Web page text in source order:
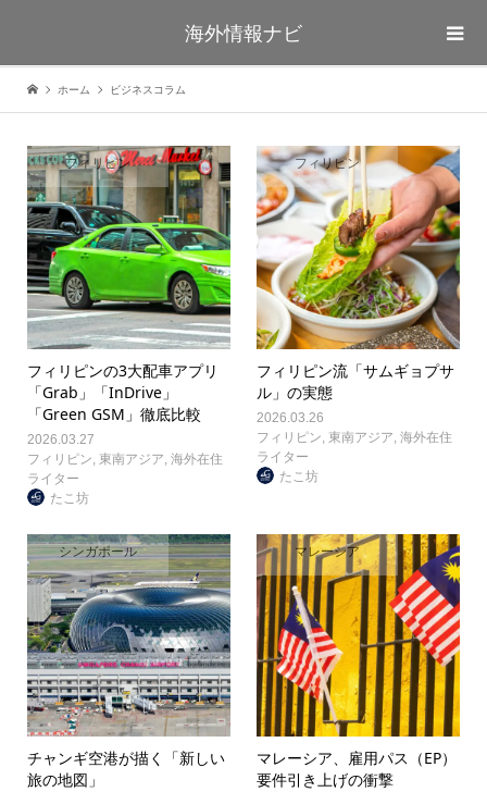
海外情報ナビ
ホーム ビジネスコラム
フィリピン
フィリピンの3大配車アプリ
「Grab」「InDrive」
「Green GSM」徹底比較
2026.03.27
フィリピン 東南アジア 海外在住
ライター
たこ坊
フィリピン
フィリピン流「サムギョプサ
ル」の実態
2026.03.26
フィリピン 東南アジア ,海外在住
ライター
たこ坊
シンガポール
チャンギ空港が描く「新しい
旅の地図」
マレーシア
マレーシア、雇用パス（EP）
要件引き上げの衝撃